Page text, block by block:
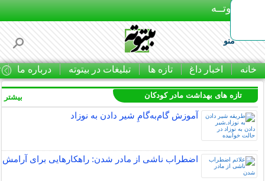
بـیتوتــه
منو
خانه اخبار داغ تازه ها تبلیغات در بیتوته درباره ما
تازه های بهداشت مادر کودکان
آموزش گام‌به‌گامِ شیر دادن به نوزاد
اضطراب ناشی از مادر شدن: راهکارهایی برای آرامش
بیشتر